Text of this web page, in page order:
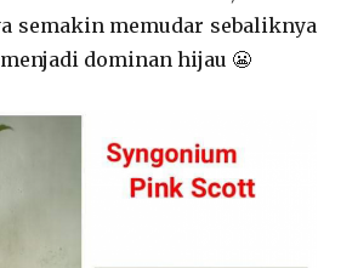
semakin memudar sebaliknya
dominan hijau 😬